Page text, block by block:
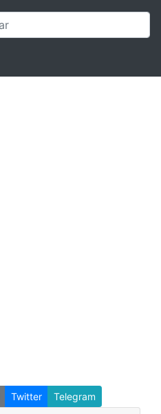
Twitter Telegram